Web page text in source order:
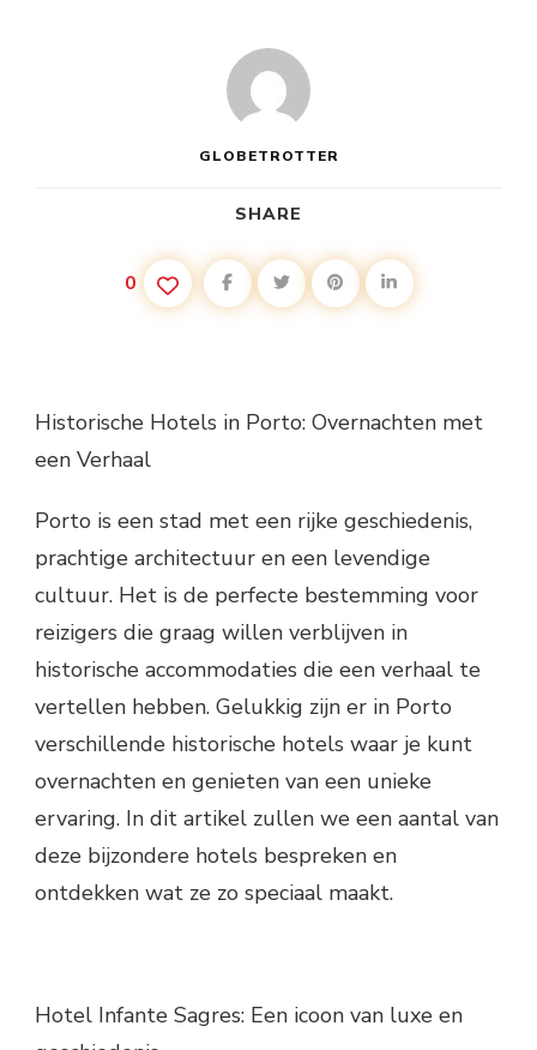
GLOBETROTTER
SHARE
0
Historische Hotels in Porto: Overnachten met
een Verhaal
Porto is een stad met een rijke geschiedenis,
prachtige architectuur en een levendige
cultuur. Het is de perfecte bestemming voor
reizigers die graag willen verblijven in
historische accommodaties die een verhaal te
vertellen hebben. Gelukkig zijn er in Porto
verschillende historische hotels waar je kunt
overnachten en genieten van een unieke
ervaring. In dit artikel zullen we een aantal van
deze bijzondere hotels bespreken en
ontdekken wat ze zo speciaal maakt.
Hotel Infante Sagres: Een icoon van luxe en